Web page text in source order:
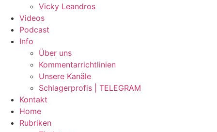
Vicky Leandros
Videos
Podcast
Info
Über uns
Kommentarrichtlinien
Unsere Kanäle
Schlagerprofis | TELEGRAM
Kontakt
Home
Rubriken